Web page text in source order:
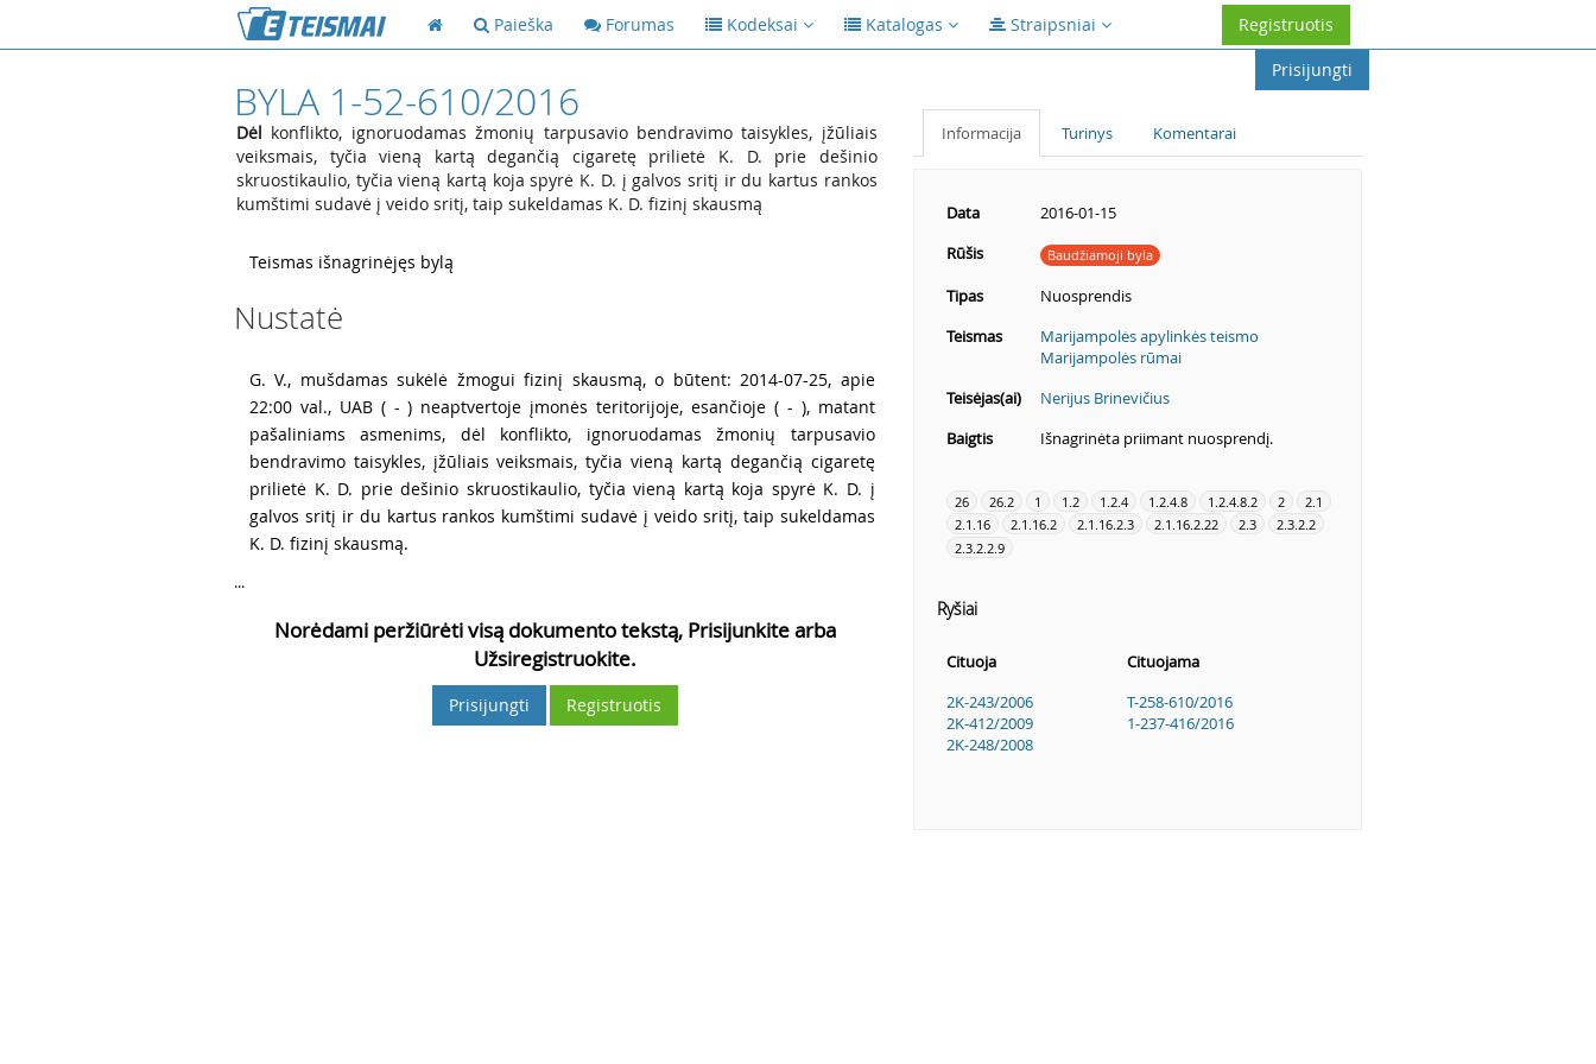
Paieška Forumas Kodeksai Katalogas Straipsniai
Registruotis
Prisijungti
BYLA 1-52-610/2016
Dėl konflikto, ignoruodamas žmonių tarpusavio bendravimo taisykles, įžūliais
veiksmais, tyčia vieną kartą degančią cigaretę prilietė K. D. prie dešinio
skruostikaulio, tyčia vieną kartą koja spyrė K. D. į galvos sritį ir du kartus rankos
kumštimi sudavė į veido sritį, taip sukeldamas K. D. fizinį skausmą
Teismas išnagrinėjęs bylą
Nustatė
G. V., mušdamas sukėlė žmogui fizinį skausmą, o būtent: 2014-07-25, apie
22:00 val., UAB ( - ) neaptvertoje įmonės teritorijoje, esančioje ( - ), matant
pašaliniams asmenims, dėl konflikto, ignoruodamas žmonių tarpusavio
bendravimo taisykles, įžūliais veiksmais, tyčia vieną kartą degančią cigaretę
prilietė K. D. prie dešinio skruostikaulio, tyčia vieną kartą koja spyrė K. D. į
galvos sritį ir du kartus rankos kumštimi sudavė į veido sritį, taip sukeldamas
K. D. fizinį skausmą.
...
Norėdami peržiūrėti visą dokumento tekstą, Prisijunkite arba
Užsiregistruokite.
Prisijungti Registruotis
Informacija Turinys Komentarai
Data
2016-01-15
Rūšis
Baudžiamoji byla
Tipas
Nuosprendis
Teismas
Marijampolės apylinkės teismo
Marijampolės rūmai
Teisėjas(ai)
Nerijus Brinevičius
Baigtis
Išnagrinėta priimant nuosprendį.
26 26.2 1 1.2 1.2.4 1.2.4.8 1.2.4.8.2 2
2.1
2.1.16
2.1.16.2 2.1.16.2.3 2.1.16.2.22 2.3
2.3.2.2
2.3.2.2.9
Ryšiai
Cituoja
Cituojama
2K-243/2006
2K-412/2009
2K-248/2008
T-258-610/2016
1-237-416/2016